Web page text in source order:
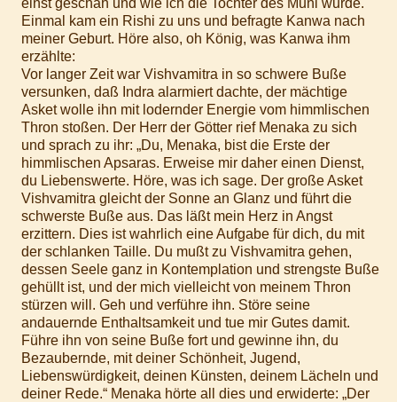
Einmal kam ein Rishi zu uns und befragte Kanwa nach
meiner Geburt. Höre also, oh König, was Kanwa ihm
erzählte:
Vor langer Zeit war Vishvamitra in so schwere Buße
versunken, daß Indra alarmiert dachte, der mächtige
Asket wolle ihn mit lodernder Energie vom himmlischen
Thron stoßen. Der Herr der Götter rief Menaka zu sich
und sprach zu ihr: „Du, Menaka, bist die Erste der
himmlischen Apsaras. Erweise mir daher einen Dienst,
du Liebenswerte. Höre, was ich sage. Der große Asket
Vishvamitra gleicht der Sonne an Glanz und führt die
schwerste Buße aus. Das läßt mein Herz in Angst
erzittern. Dies ist wahrlich eine Aufgabe für dich, du mit
der schlanken Taille. Du mußt zu Vishvamitra gehen,
dessen Seele ganz in Kontemplation und strengste Buße
gehüllt ist, und der mich vielleicht von meinem Thron
stürzen will. Geh und verführe ihn. Störe seine
andauernde Enthaltsamkeit und tue mir Gutes damit.
Führe ihn von seine Buße fort und gewinne ihn, du
Bezaubernde, mit deiner Schönheit, Jugend,
Liebenswürdigkeit, deinen Künsten, deinem Lächeln und
deiner Rede.“ Menaka hörte all dies und erwiderte: „Der